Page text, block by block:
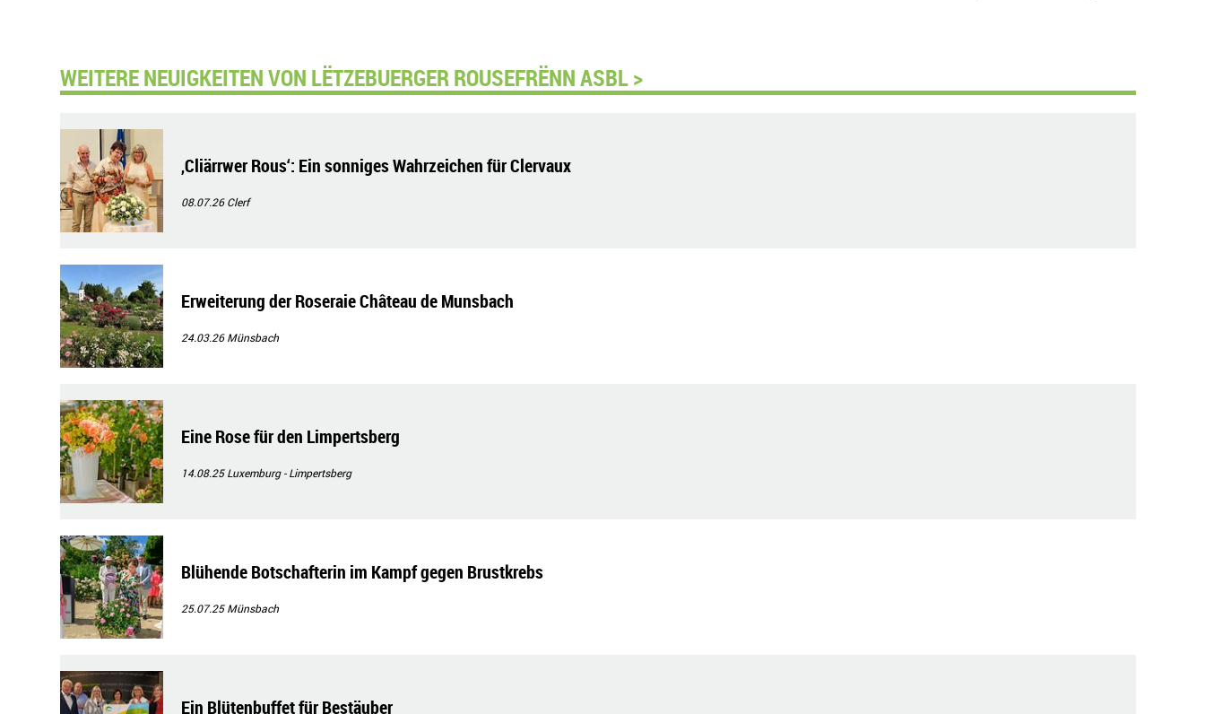
WEITERE NEUIGKEITEN VON LËTZEBUERGER ROUSEFRËNN ASBL >
‚Cliärrwer Rous‘: Ein sonniges Wahrzeichen für Clervaux
08.07.26Clerf
Erweiterung der Roseraie Château de Munsbach
24.03.26Münsbach
Eine Rose für den Limpertsberg
14.08.25Luxemburg - Limpertsberg
Blühende Botschafterin im Kampf gegen Brustkrebs
25.07.25Münsbach
Ein Blütenbuffet für Bestäuber